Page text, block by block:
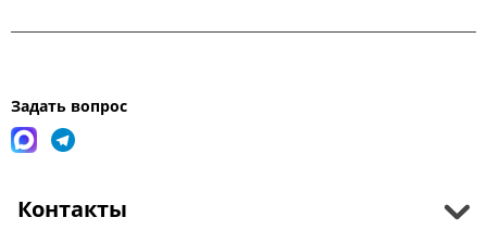
Задать вопрос
Контакты